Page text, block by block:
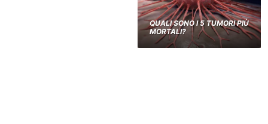
QUALI SONO I 5 TUMORI PIÙ
MORTALI?